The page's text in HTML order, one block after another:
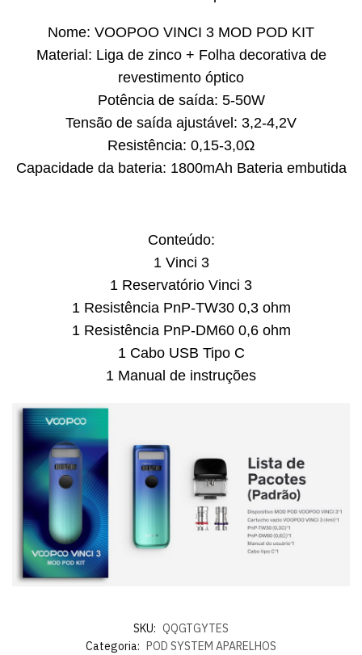
Nome: VOOPOO VINCI 3 MOD POD KIT
Material: Liga de zinco + Folha decorativa de
revestimento óptico
Potência de saída: 5-50W
Tensão de saída ajustável: 3,2-4,2V
Resistência: 0,15-3,0Ω
Capacidade da bateria: 1800mAh Bateria embutida
Conteúdo:
1 Vinci 3
1 Reservatório Vinci 3
1 Resistência PnP-TW30 0,3 ohm
1 Resistência PnP-DM60 0,6 ohm
1 Cabo USB Tipo C
1 Manual de instruções
SKU: QQGTGYTES
Categoria: POD SYSTEM APARELHOS